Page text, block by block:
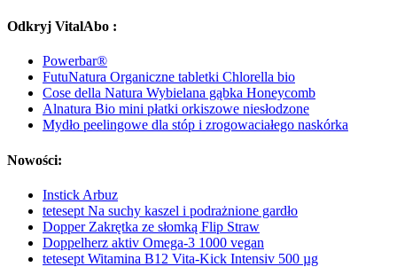
Odkryj VitalAbo :
Powerbar®
FutuNatura Organiczne tabletki Chlorella bio
Cose della Natura Wybielana gąbka Honeycomb
Alnatura Bio mini płatki orkiszowe niesłodzone
Mydło peelingowe dla stóp i zrogowaciałego naskórka
Nowości:
Instick Arbuz
tetesept Na suchy kaszel i podrażnione gardło
Dopper Zakrętka ze słomką Flip Straw
Doppelherz aktiv Omega-3 1000 vegan
tetesept Witamina B12 Vita-Kick Intensiv 500 µg